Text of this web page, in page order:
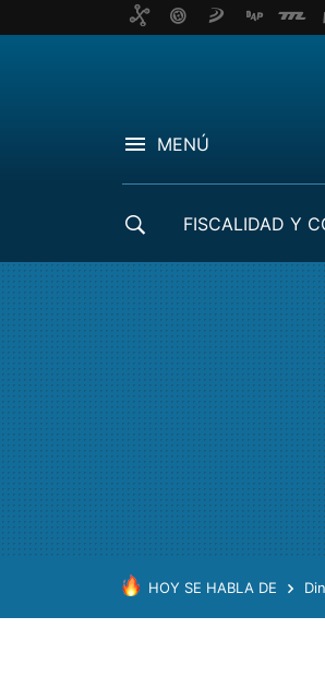
MENÚ
FISCALIDAD Y
HOY SE HABLA DE